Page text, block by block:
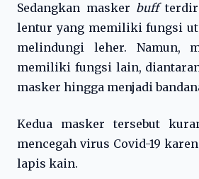
Sedangkan masker buff
lentur yang memiliki fungsi
melindungi leher. Namun,
memiliki fungsi lain,
masker hingga menjadi
Kedua masker tersebut
mencegah virus Covid-19
lapis kain.